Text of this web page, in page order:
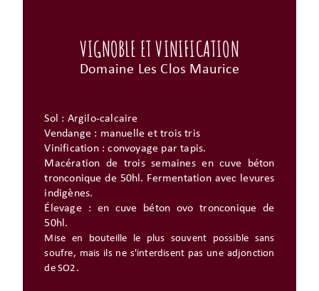
VIGNOBLE ET VINIFICATION
Domaine Les Clos Maurice
Sol : Argilo-calcaire
Vendange : manuelle et trois tris
Vinification : convoyage par tapis.
Macération de trois semaines en cuve béton
tronconique de 50hl. Fermentation avec levures
indigènes.
Élevage : en cuve béton ovo tronconique de
50hl.
Mise en bouteille le plus souvent possible sans
soufre, mais ils ne s'interdisent pas une adjonction
de SO2.